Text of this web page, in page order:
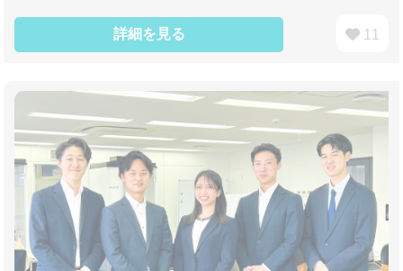
詳細を見る 11